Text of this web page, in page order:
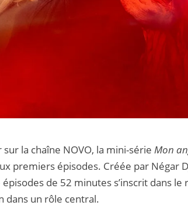
la chaîne NOVO, la mini-série Mon
premiers épisodes. Créée par Négar
de 52 minutes s’inscrit dans
dans un rôle central.